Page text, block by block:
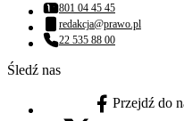
Numer telefonu:
801 04 45 45
Adres email:
redakcja@prawo.pl
Numer telefonu:
22 535 88 00
Śledź nas
facebook - otwiera
Przejdź do